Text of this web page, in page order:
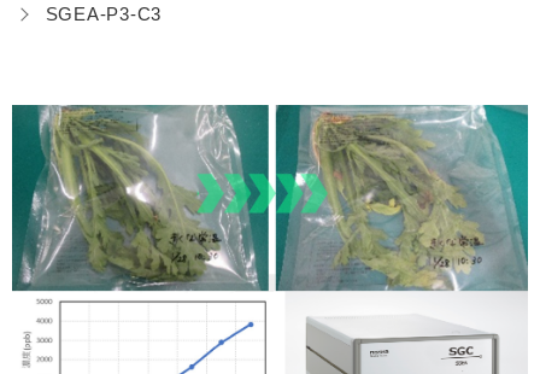
SGEA-P3-C3